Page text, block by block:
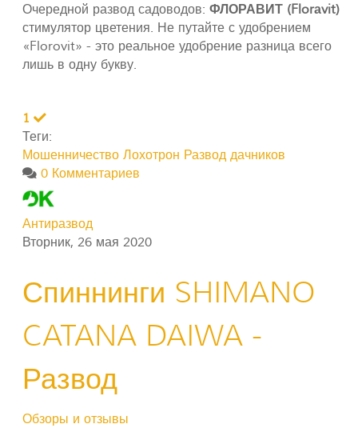
Очередной развод садоводов:ФЛОРАВИТ (Florаvit)
стимулятор цветения. Не путайте с удобрением
«Florovit» - это реальное удобрение разница всего
лишь в одну букву.
1
Теги:
Мошенничество Лохотрон Развод дачников
0 Комментариев
Антиразвод
Вторник, 26 мая 2020
Спиннинги SHIMANO
CATANA DAIWA -
Развод
Обзоры и отзывы